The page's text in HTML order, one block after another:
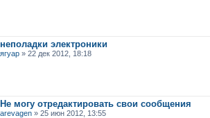
неполадки электроники
ягуар » 22 дек 2012, 18:18
Не могу отредактировать свои сообщения
arevagen » 25 июн 2012, 13:55